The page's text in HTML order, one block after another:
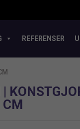
REFERENSER
CM